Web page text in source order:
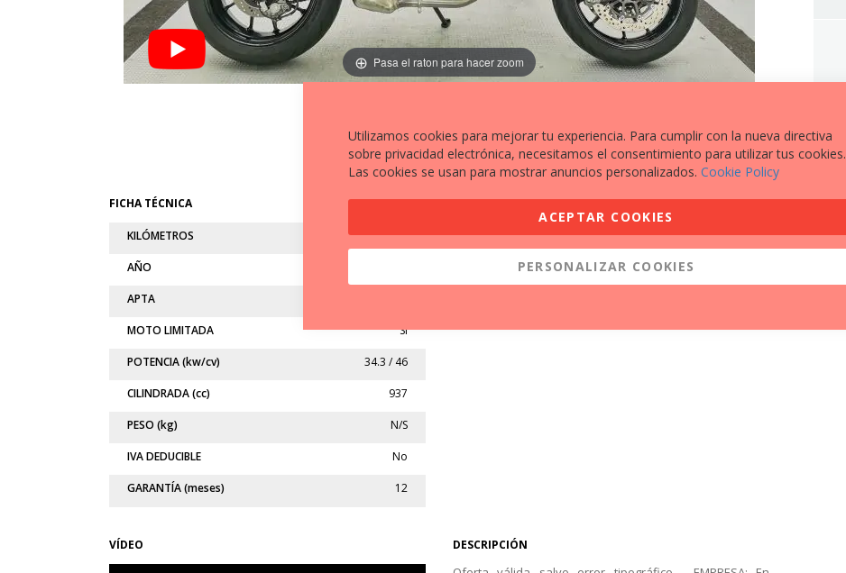
Pasa el raton para hacer zoom
FICHA TÉCNICA
KILÓMETROS 1.837
AÑO
APTA
MOTO LIMITADA Sí
POTENCIA (kw/cv) 34.3 / 46
CILINDRADA (cc) 937
PESO (kg) N/S
IVA DEDUCIBLE No
GARANTÍA (meses) 12
EXTRAS A DESTACAR
VÍDEO DESCRIPCIÓN
Utilizamos cookies para mejorar tu experiencia. Para cumplir con la nueva directiva
sobre privacidad electrónica, necesitamos el consentimiento para utilizar tus cookies.
Las cookies se usan para mostrar anuncios personalizados. Cookie Policy
ACEPTAR COOKIES
PERSONALIZAR COOKIES